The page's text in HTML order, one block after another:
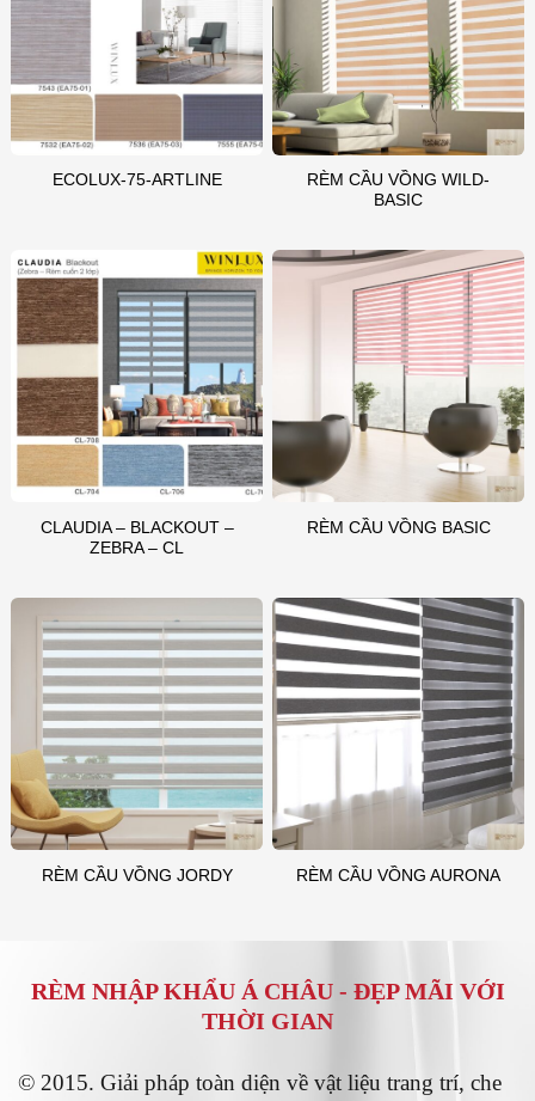
ECOLUX-75-ARTLINE
RÈM CẦU VỒNG WILD-
BASIC
CLAUDIA – BLACKOUT –
ZEBRA – CL
RÈM CẦU VỒNG BASIC
RÈM CẦU VỒNG JORDY RÈM CẦU VỒNG AURONA
RÈM NHẬP KHẨU Á CHÂU - ĐẸP MÃI VỚI
THỜI GIAN
© 2015. Giải pháp toàn diện về vật liệu trang trí, che